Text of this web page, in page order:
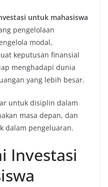
untuk mahasiswa
pengelolaan
modal,
keputusan finansial
menghadapi dunia
yang lebih besar.
untuk disiplin dalam
masa depan, dan
dalam pengeluaran.
Investasi